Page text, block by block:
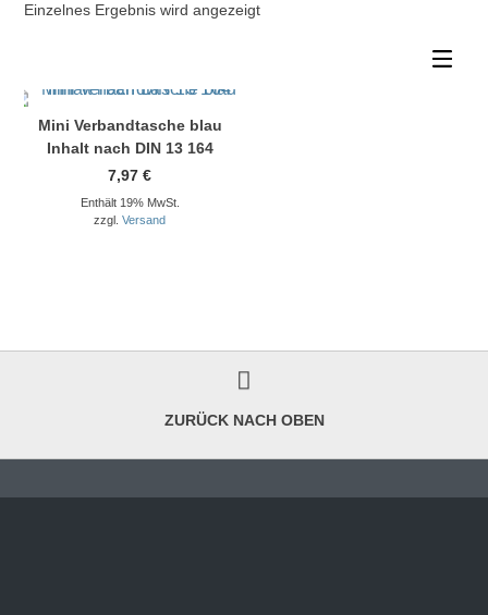
Einzelnes Ergebnis wird angezeigt
Mini Verbandtasche blau
Inhalt nach DIN 13 164
7,97€
Enthält 19% MwSt.
zzgl.Versand
ZURÜCK NACH OBEN